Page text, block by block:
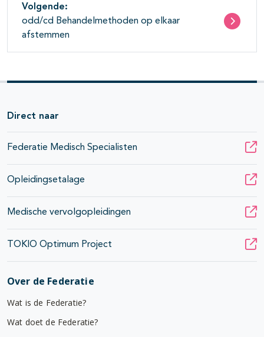
Volgende:
odd/cd Behandelmethoden op elkaar
afstemmen
Direct naar
Federatie Medisch Specialisten
Opleidingsetalage
Medische vervolgopleidingen
TOKIO Optimum Project
Over de Federatie
Wat is de Federatie?
Wat doet de Federatie?